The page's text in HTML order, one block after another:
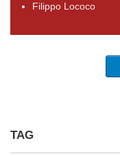
Filippo Lococo
TAG